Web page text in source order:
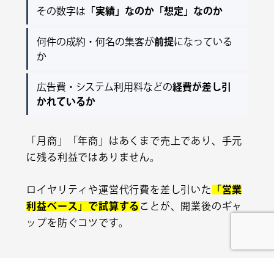
その数字は 「実績」なのか「想定」なのか
何件の成約・何名の集客が前提になっている
か
広告費・システム利用料などの経費が差し引
かれているか
「月商」「年商」はあくまで売上であり、手元
に残る利益ではありません。
ロイヤリティや運営代行費を差し引いた
「営業
利益ベース」で試算する ことが、開業後のギャ
ップを防ぐコツです。